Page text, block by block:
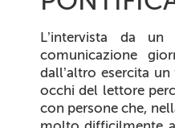
L’intervista da
comunicazione
dall’altro esercita
occhi del lettore
con persone che,